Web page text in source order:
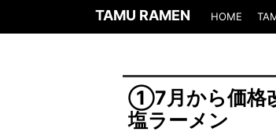
TAMU RAMEN HOME
①7月から価格
塩ラーメン